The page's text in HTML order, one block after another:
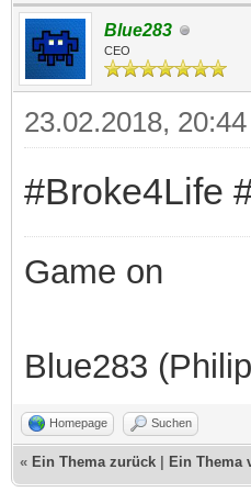
Blue283
CEO
23.02.2018, 20:44
#Broke4Life
Game on
Blue283
Homepage Suchen
« Ein Thema zurück Ein Thema